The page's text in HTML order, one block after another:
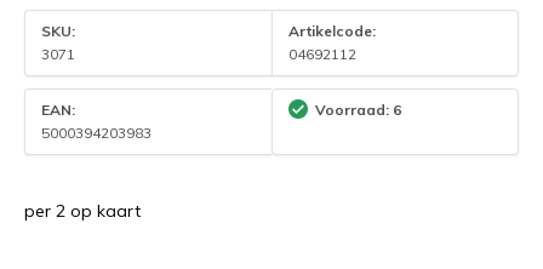
SKU:
3071
Artikelcode:
04692112
EAN:
5000394203983
Voorraad: 6
per 2 op kaart